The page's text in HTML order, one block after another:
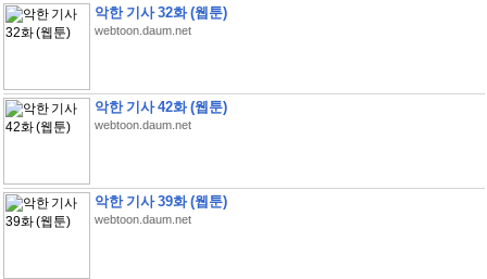
악한 기사 32화 (웹툰)
webtoon.daum.net
악한 기사 42화 (웹툰)
webtoon.daum.net
악한 기사 39화 (웹툰)
webtoon.daum.net